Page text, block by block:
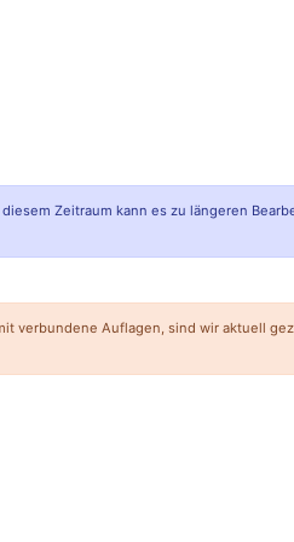
Zeitraum kann es zu längeren
verbundene Auflagen, sind wir aktuell